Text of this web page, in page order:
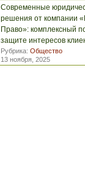
Современные
решения от компании
Право»: комплексный
защите интересов
Рубрика: Общество
13 ноября, 2025